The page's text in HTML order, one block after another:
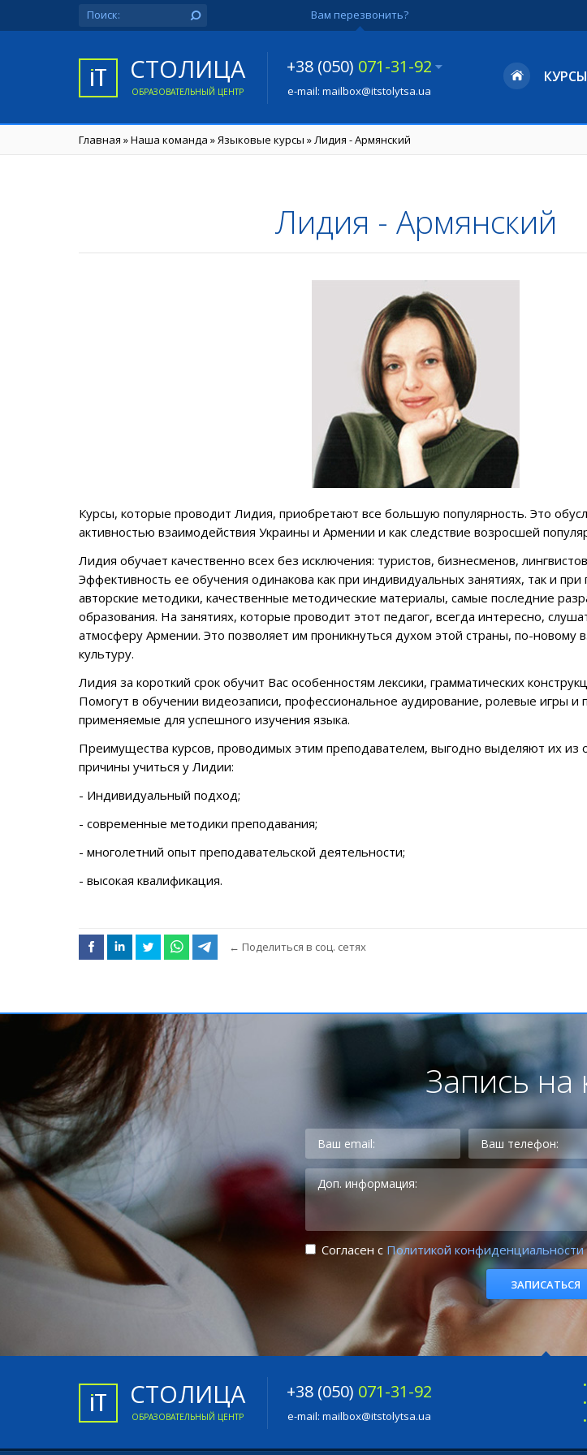
СТОЛИЦА
ОБРАЗОВАТЕЛЬНЫЙ ЦЕНТР
+38 (050) 071-31-92
e-mail: mailbox@itstolytsa.ua
Вам перезвонить?
КУРСЫ
Главная »Наша команда »Языковые курсы »Лидия - Армянский
Лидия - Армянский
Курсы, которые проводит Лидия, приобретают все большую популярность. Это
активностью взаимодействия Украины и Армении и как следствие возросшей
Лидия обучает качественно всех без исключения: туристов, бизнесменов,
Эффективность ее обучения одинакова как при индивидуальных занятиях, так и при
авторские методики, качественные методические материалы, самые последние
образования. На занятиях, которые проводит этот педагог, всегда интересно,
атмосферу Армении. Это позволяет им проникнуться духом этой страны, по-новому
культуру.
Лидия за короткий срок обучит Вас особенностям лексики, грамматических
Помогут в обучении видеозаписи, профессиональное аудирование, ролевые игры и
применяемые для успешного изучения языка.
Преимущества курсов, проводимых этим преподавателем, выгодно выделяют их из
причины учиться у Лидии:
- Индивидуальный подход;
- современные методики преподавания;
- многолетний опыт преподавательской деятельности;
- высокая квалификация.
← Поделиться в соц. сетях
Запись на
Cогласен с Политикой конфиденциальности
СТОЛИЦА
ОБРАЗОВАТЕЛЬНЫЙ ЦЕНТР
+38 (050) 071-31-92
e-mail: mailbox@itstolytsa.ua